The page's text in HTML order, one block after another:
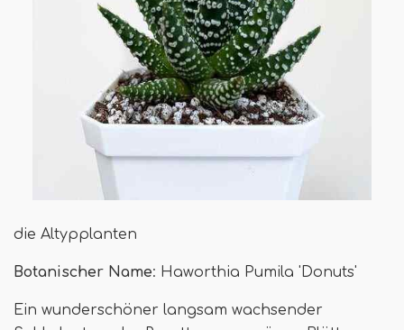
die Altypplanten
Botanischer Name: Haworthia Pumila 'Donuts'
Ein wunderschöner langsam wachsender